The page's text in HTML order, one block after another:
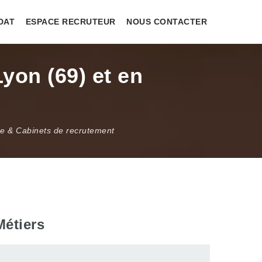
ESPACE RECRUTEUR NOUS CONTACTER
(69) et en
& Cabinets de recrutement